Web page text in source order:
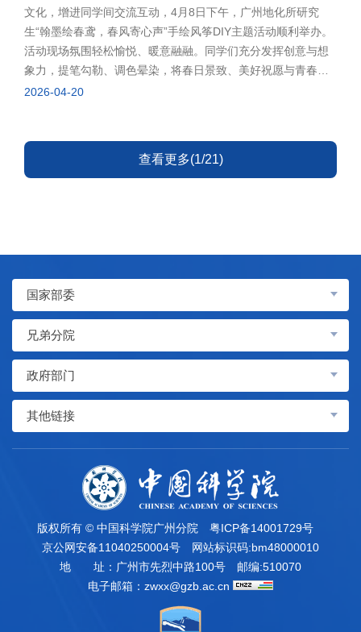
文化，增进同学间交流互动，4月8日下午，广州地化所研究
生“翰墨绘春鸢，春风寄心声”手绘风筝DIY主题活动顺利举办。
活动现场氛围轻松愉悦、暖意融融。同学们充分发挥创意与想
象力，提笔勾勒、调色晕染，将春日景致、美好祝愿与青春感
悟融入风筝创作。一件件独具特色的手绘风筝作品逐一呈现，
手绘风筝为载体，将中华优秀传统文化与青春活力有机结合，
传递积极向上的生活态度，既为研究生提供了放松身心、展示
2026-04-20
查看更多(1/21)
国家部委
兄弟分院
政府部门
其他链接
版权所有 © 中国科学院广州分院
粤ICP备14001729号
京公网安备11040250004号
网站标识码:bm48000010
地 址：广州市先烈中路100号
邮编:510070
电子邮箱： zwxx@gzb.ac.cn